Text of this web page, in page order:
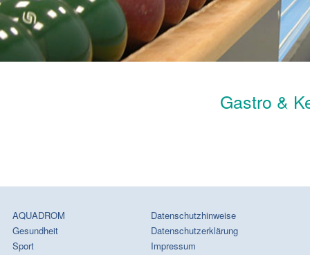
Gastro &
AQUADROM
Gesundheit
Sport
Datenschutzhinweise
Datenschutzerklärung
Impressum